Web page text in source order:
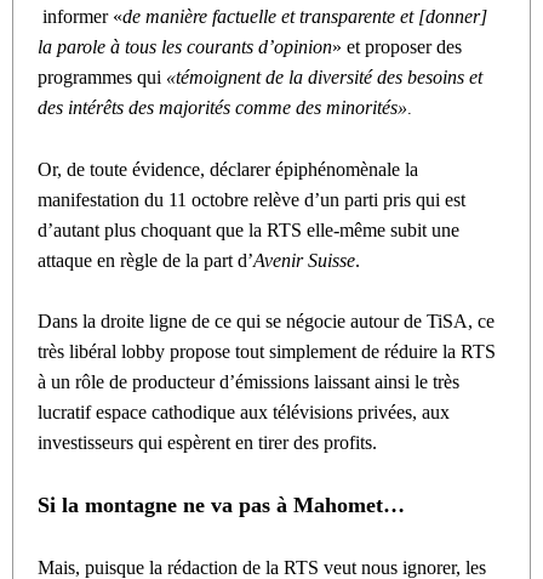
informer «de manière factuelle et transparente et [donner]
la parole à tous les courants d’opinion» et proposer des
programmes qui «témoignent de la diversité des besoins et
des intérêts des majorités comme des minorités».
Or, de toute évidence, déclarer épiphénomènale la
manifestation du 11 octobre relève d’un parti pris qui est
d’autant plus choquant que la RTS elle-même subit une
attaque en règle de la part d’Avenir Suisse.
Dans la droite ligne de ce qui se négocie autour de TiSA, ce
très libéral lobby propose tout simplement de réduire la RTS
à un rôle de producteur d’émissions laissant ainsi le très
lucratif espace cathodique aux télévisions privées, aux
investisseurs qui espèrent en tirer des profits.
Si la montagne ne va pas à Mahomet…
Mais, puisque la rédaction de la RTS veut nous ignorer, les